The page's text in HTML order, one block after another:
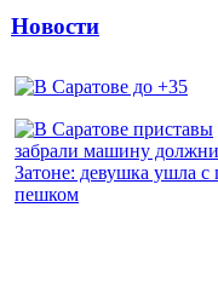
Новости